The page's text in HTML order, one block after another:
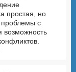
простая, но
проблемы с
возможность